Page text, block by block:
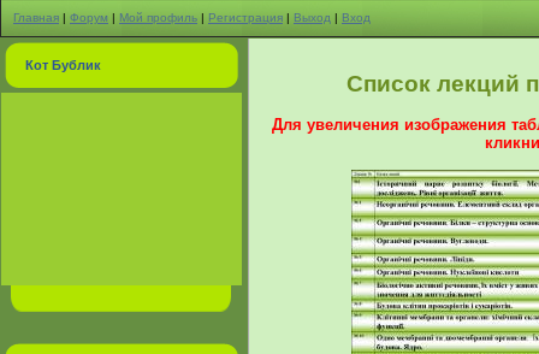
Главная | Форум | Мой профиль | Регистрация | Выход | Вход
Кот Бублик
Список лекций
Для увеличения изображения